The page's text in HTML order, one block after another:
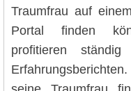
Traumfrau auf
Portal finden
profitieren